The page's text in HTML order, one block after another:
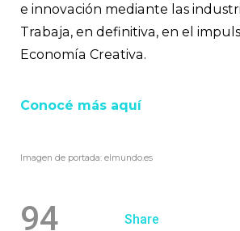
e innovación mediante las
Trabaja, en definitiva, en el
Economía Creativa.
Conocé más aquí
Imagen de portada: elmundo.es
94 Share